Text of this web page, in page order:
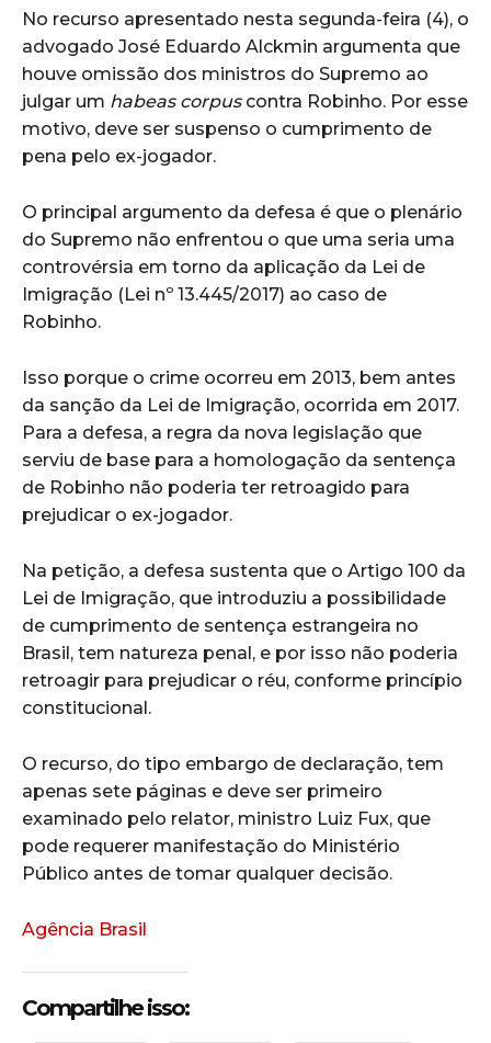
No recurso apresentado nesta segunda-feira (4), o
advogado José Eduardo Alckmin argumenta que
houve omissão dos ministros do Supremo ao
julgar um habeas corpus contra Robinho. Por esse
motivo, deve ser suspenso o cumprimento de
pena pelo ex-jogador.
O principal argumento da defesa é que o plenário
do Supremo não enfrentou o que uma seria uma
controvérsia em torno da aplicação da Lei de
Imigração (Lei nº 13.445/2017) ao caso de
Robinho.
Isso porque o crime ocorreu em 2013, bem antes
da sanção da Lei de Imigração, ocorrida em 2017.
Para a defesa, a regra da nova legislação que
serviu de base para a homologação da sentença
de Robinho não poderia ter retroagido para
prejudicar o ex-jogador.
Na petição, a defesa sustenta que o Artigo 100 da
Lei de Imigração, que introduziu a possibilidade
de cumprimento de sentença estrangeira no
Brasil, tem natureza penal, e por isso não poderia
retroagir para prejudicar o réu, conforme princípio
constitucional.
O recurso, do tipo embargo de declaração, tem
apenas sete páginas e deve ser primeiro
examinado pelo relator, ministro Luiz Fux, que
pode requerer manifestação do Ministério
Público antes de tomar qualquer decisão.
Agência Brasil
Compartilhe isso: